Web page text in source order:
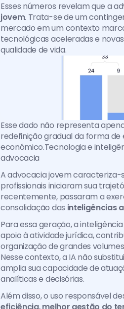
Esses números revelam que a
jovem. Trata-se de um
mercado em um contexto
tecnológicas aceleradas e
qualidade de vida.
Esse dado não representa
redefinição gradual da forma
econômico.Tecnologia e
advocacia
A advocacia jovem caracteriza-
profissionais iniciaram sua
recentemente, passaram a
consolidação das inteligências
Para essa geração, a
apoio à atividade jurídica,
organização de grandes
Nesse contexto, a IA não
amplia sua capacidade de
analíticas e decisórias.
Além disso, o uso responsável